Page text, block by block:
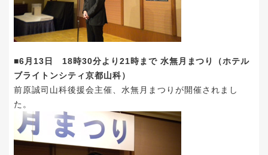
■6月13日 18時30分より21時まで 水無月まつり（ホテル
ブライトンシティ京都山科）
前原誠司山科後援会主催、水無月まつりが開催されまし
た。